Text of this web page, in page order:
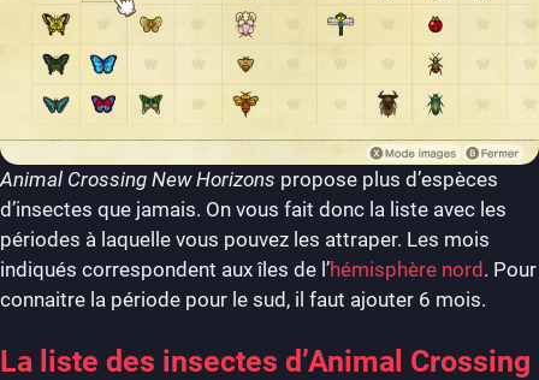
Animal Crossing New Horizons propose plus d’espèces
d’insectes que jamais. On vous fait donc la liste avec les
périodes à laquelle vous pouvez les attraper. Les mois
indiqués correspondent aux îles de l’hémisphère nord. Pour
connaitre la période pour le sud, il faut ajouter 6 mois.
La liste des insectes d’Animal Crossing